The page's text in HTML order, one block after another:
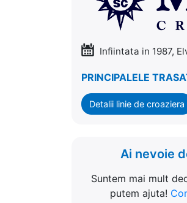
Infiintata in 1987,
PRINCIPALELE
Detalii linie de croaziera
Ai nevoie
Suntem mai mult
putem ajuta!